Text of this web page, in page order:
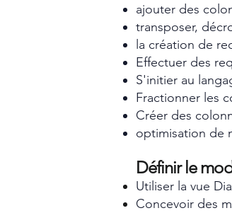
ajouter des
transposer,
la création de
Effectuer des
S'initier au
Fractionner les
Créer des
optimisation de
Définir le
Utiliser la vue
Concevoir des